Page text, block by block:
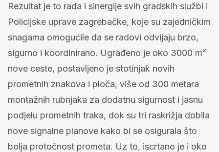
Rezultat je to rada i sinergije svih gradskih službi i
Policijske uprave zagrebačke, koje su zajedničkim
snagama omogućile da se radovi odvijaju brzo,
sigurno i koordinirano. Ugrađeno je oko 3000 m²
nove ceste, postavljeno je stotinjak novih
prometnih znakova i ploča, više od 300 metara
montažnih rubnjaka za dodatnu sigurnost i jasnu
podjelu prometnih traka, dok su tri raskrižja dobila
nove signalne planove kako bi se osigurala što
bolja protočnost prometa. Uz to, iscrtano je i oko